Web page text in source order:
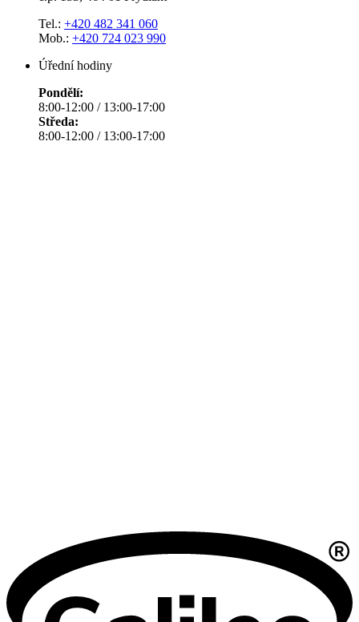
Tel.: +420 482 341 060
Mob.: +420 724 023 990
Úřední hodiny
Pondělí:
8:00-12:00 / 13:00-17:00
Středa:
8:00-12:00 / 13:00-17:00